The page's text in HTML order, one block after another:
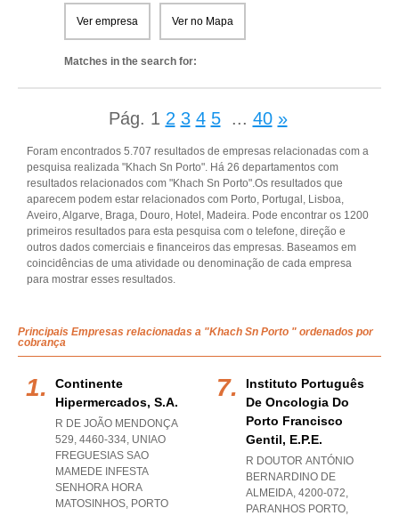
Ver empresa Ver no Mapa
Matches in the search for:
Pág. 1 2 3 4 5 ... 40 »
Foram encontrados 5.707 resultados de empresas relacionadas com a
pesquisa realizada "Khach Sn Porto". Há 26 departamentos com
resultados relacionados com "Khach Sn Porto".Os resultados que
aparecem podem estar relacionados com Porto, Portugal, Lisboa,
Aveiro, Algarve, Braga, Douro, Hotel, Madeira. Pode encontrar os 1200
primeiros resultados para esta pesquisa com o telefone, direção e
outros dados comerciais e financeiros das empresas. Baseamos em
coincidências de uma atividade ou denominação de cada empresa
para mostrar esses resultados.
Principais Empresas relacionadas a "Khach Sn Porto " ordenados por
cobrança
Continente
Hipermercados, S.a.
R DE JOÃO MENDONÇA
529, 4460-334, UNIAO
FREGUESIAS SAO
MAMEDE INFESTA
SENHORA HORA
MATOSINHOS, PORTO
Instituto Português
De Oncologia Do
Porto Francisco
Gentil, E.p.e.
R DOUTOR ANTÓNIO
BERNARDINO DE
ALMEIDA, 4200-072,
PARANHOS PORTO,